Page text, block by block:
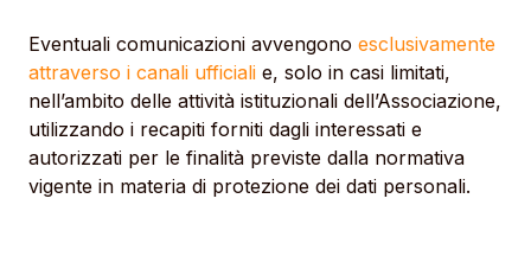
Eventuali comunicazioni avvengono esclusivamente
attraverso i canali ufficiali e, solo in casi limitati,
nell’ambito delle attività istituzionali dell’Associazione,
utilizzando i recapiti forniti dagli interessati e
autorizzati per le finalità previste dalla normativa
vigente in materia di protezione dei dati personali.